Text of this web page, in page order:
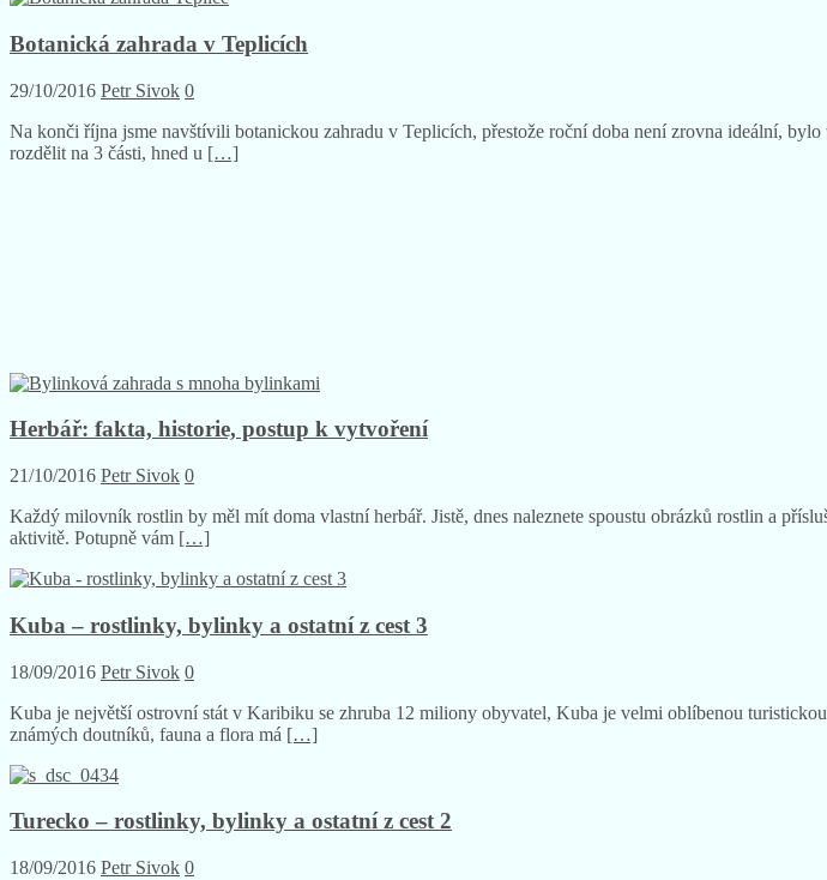
Botanická zahrada v Teplicích
29/10/2016 Petr Sivok 0
Na konči října jsme navštívili botanickou zahradu v Teplicích, přestože roční doba není zrovna ideální,
rozdělit na 3 části, hned u […]
Herbář: fakta, historie, postup k vytvoření
21/10/2016 Petr Sivok 0
Každý milovník rostlin by měl mít doma vlastní herbář. Jistě, dnes naleznete spoustu obrázků rostlin a
aktivitě. Potupně vám […]
Kuba – rostlinky, bylinky a ostatní z cest 3
18/09/2016 Petr Sivok 0
Kuba je největší ostrovní stát v Karibiku se zhruba 12 miliony obyvatel, Kuba je velmi oblíbenou
známých doutníků, fauna a flora má […]
Turecko – rostlinky, bylinky a ostatní z cest 2
18/09/2016 Petr Sivok 0